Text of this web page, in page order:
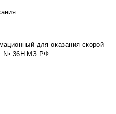
для оказания скорой
№ 36Н МЗ РФ